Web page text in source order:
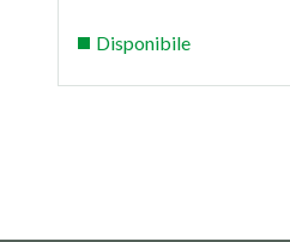
Disponibile